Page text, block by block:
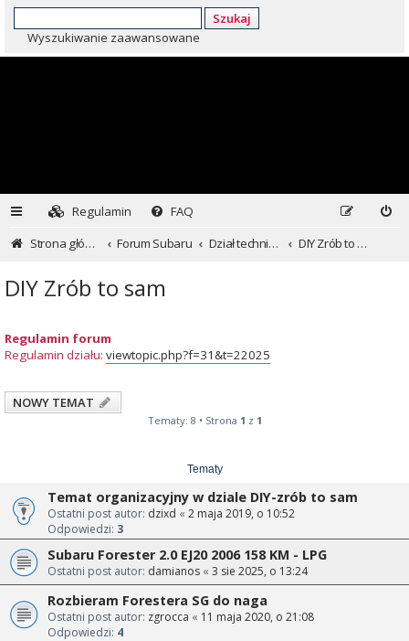
Szukaj
Wyszukiwanie zaawansowane
Regulamin
FAQ
Strona główna
Forum Subaru Dział techniczny ...czyli dla kochających inaczej DIY Zrób to sam
DIY Zrób to sam
Regulamin forum
Regulamin działu: viewtopic.php?f=31&t=22025
NOWY TEMAT
Tematy: 8 • Strona 1 z 1
Tematy
Temat organizacyjny w dziale DIY-zrób to sam
Ostatni post autor: dzixd « 2 maja 2019, o 10:52
Odpowiedzi: 3
Subaru Forester 2.0 EJ20 2006 158 KM - LPG
Ostatni post autor: damianos « 3 sie 2025, o 13:24
Rozbieram Forestera SG do naga
Ostatni post autor: zgrocca « 11 maja 2020, o 21:08
Odpowiedzi: 4